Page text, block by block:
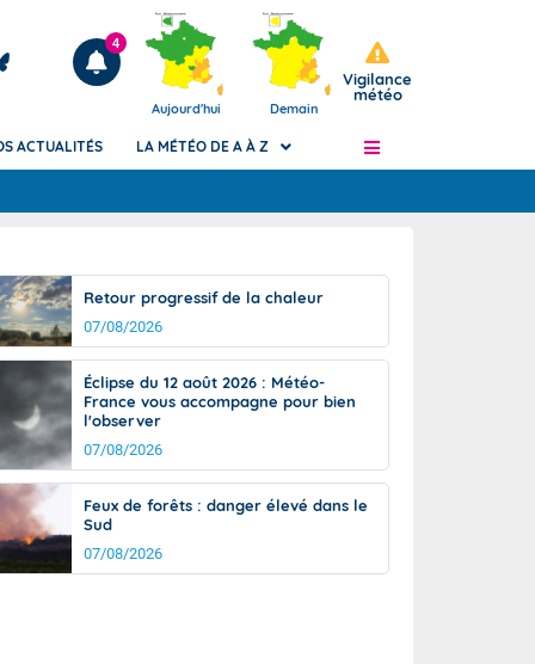
Articles
4
Aujourd'hui Demain
Vigilance
météo
de
Phénomènes dangereux de J+2 à J+7
Avertissement pluies intenses à l'échelle
des communes (Apic)
Bulletins Marine
Bulletins d'estimation du risque
d'avalanche
Météo des forêts
Vigicrues
ACTUALITÉS LA MÉTÉO DE A À Z
Retour progressif de la chaleur
07/08/2026
Éclipse du 12 août 2026 : Météo-
France vous accompagne pour bien
l'observer
07/08/2026
Feux de forêts : danger élevé dans le
Sud
07/08/2026